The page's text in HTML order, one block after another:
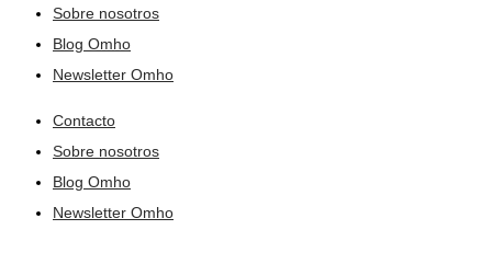
Sobre nosotros
Blog Omho
Newsletter Omho
Contacto
Sobre nosotros
Blog Omho
Newsletter Omho